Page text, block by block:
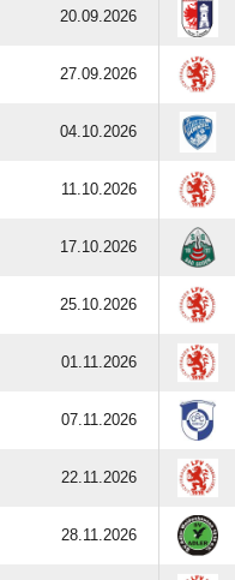
20.09.2026
27.09.2026
04.10.2026
11.10.2026
17.10.2026
25.10.2026
01.11.2026
07.11.2026
22.11.2026
28.11.2026